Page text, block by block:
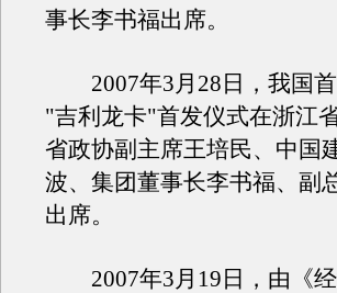
事长李书福出席。
2007年3月28日，我国首
"吉利龙卡"首发仪式在浙江
省政协副主席王培民、中国
波、集团董事长李书福、副
出席。
2007年3月19日，由《经